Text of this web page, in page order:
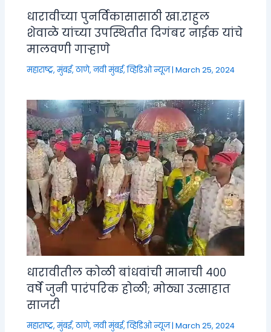
धारावीच्या पुनर्विकासासाठी खा.राहुल
शेवाळे यांच्या उपस्थितीत दिगंबर नाईक यांचे
मालवणी गाऱ्हाणे
महाराष्ट्र,मुंबई, ठाणे, नवी मुंबई,व्हिडिओ न्यूज|March 25, 2024
धारावीतील कोळी बांधवांची मानाची ४००
वर्षे जुनी पारंपरिक होळी; मोठ्या उत्साहात
साजरी
महाराष्ट्र,मुंबई, ठाणे, नवी मुंबई,व्हिडिओ न्यूज|March 25, 2024